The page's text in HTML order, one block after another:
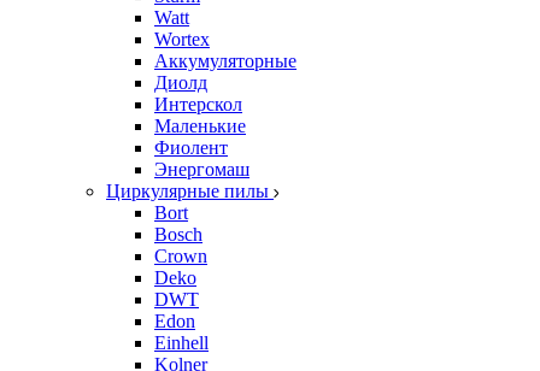
Watt
Wortex
Аккумуляторные
Диолд
Интерскол
Маленькие
Фиолент
Энергомаш
Циркулярные пилы
Bort
Bosch
Crown
Deko
DWT
Edon
Einhell
Kolner